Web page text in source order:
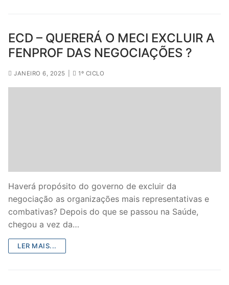
ECD – QUERERÁ O MECI EXCLUIR A
FENPROF DAS NEGOCIAÇÕES ?
JANEIRO 6, 2025 1º CICLO
Haverá propósito do governo de excluir da
negociação as organizações mais representativas e
combativas? Depois do que se passou na Saúde,
chegou a vez da…
LER MAIS...